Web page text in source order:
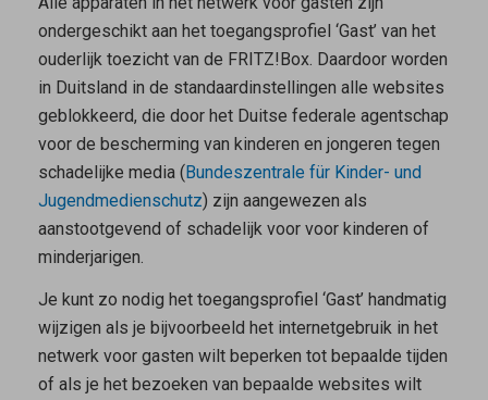
ondergeschikt aan het toegangsprofiel ‘Gast’ van het
ouderlijk toezicht van de FRITZ!Box. Daardoor worden
in Duitsland in de standaardinstellingen alle websites
geblokkeerd, die door het Duitse federale agentschap
voor de bescherming van kinderen en jongeren tegen
schadelijke media (Bundeszentrale für Kinder- und
Jugendmedienschutz) zijn aangewezen als
aanstootgevend of schadelijk voor voor kinderen of
minderjarigen.
Je kunt zo nodig het toegangsprofiel ‘Gast’ handmatig
wijzigen als je bijvoorbeeld het internetgebruik in het
netwerk voor gasten wilt beperken tot bepaalde tijden
of als je het bezoeken van bepaalde websites wilt